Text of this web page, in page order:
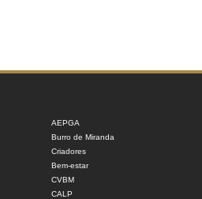
AEPGA
Burro de Miranda
Criadores
Bem-estar
CVBM
CALP